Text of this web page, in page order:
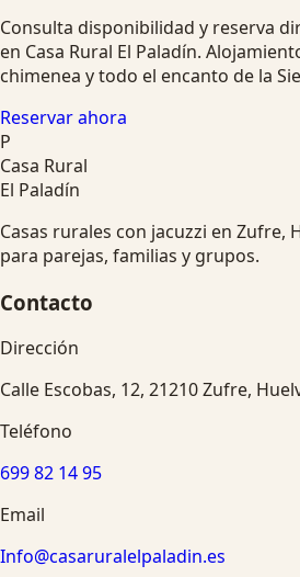
Consulta disponibilidad y reserva
en Casa Rural El Paladín.
chimenea y todo el encanto de la
Reservar ahora
P
Casa Rural
El Paladín
Casas rurales con jacuzzi en Zufre,
para parejas, familias y grupos.
Contacto
Dirección
Calle Escobas, 12, 21210 Zufre,
Teléfono
699 82 14 95
Email
Info@casaruralelpaladin.es